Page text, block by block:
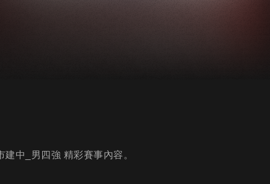
中_男四強 精彩賽事內容。